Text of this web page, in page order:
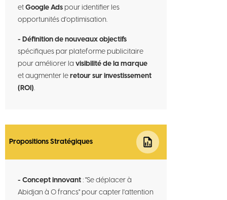
et Google Ads pour identifier les
opportunités d'optimisation.
- Définition de nouveaux objectifs
spécifiques par plateforme publicitaire
pour améliorer la visibilité de la marque
et augmenter le retour sur investissement
(ROI).
Propositions Stratégiques
- Concept innovant : "Se déplacer à
Abidjan à 0 francs" pour capter l'attention